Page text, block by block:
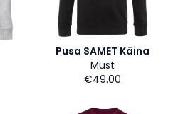
Pusa SAMET Käina
Must
€49.00